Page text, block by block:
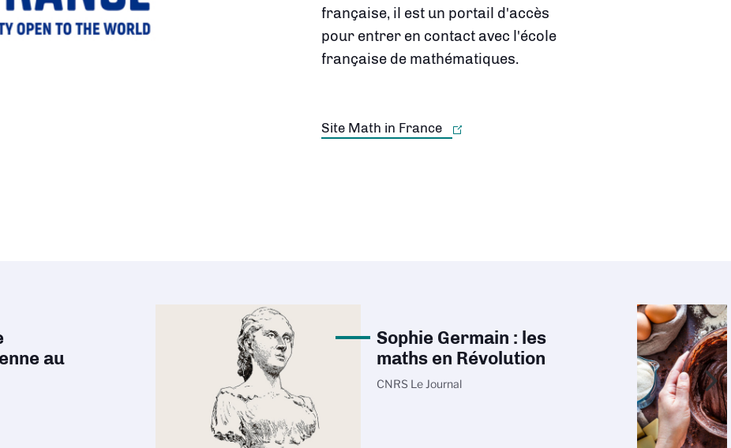
la recherche en mathématiques et
montre que les mathématiques
répondent à des questions
au
Sophie Germain : les
maths en Révolution
CNRS Le Journal